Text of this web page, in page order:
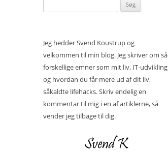
efter:
Jeg hedder Svend Koustrup og
velkommen til min blog. Jeg skriver om så
forskellige emner som mit liv, IT-udvikling
og hvordan du får mere ud af dit liv,
såkaldte lifehacks. Skriv endelig en
kommentar til mig i en af artiklerne, så
vender jeg tilbage til dig.